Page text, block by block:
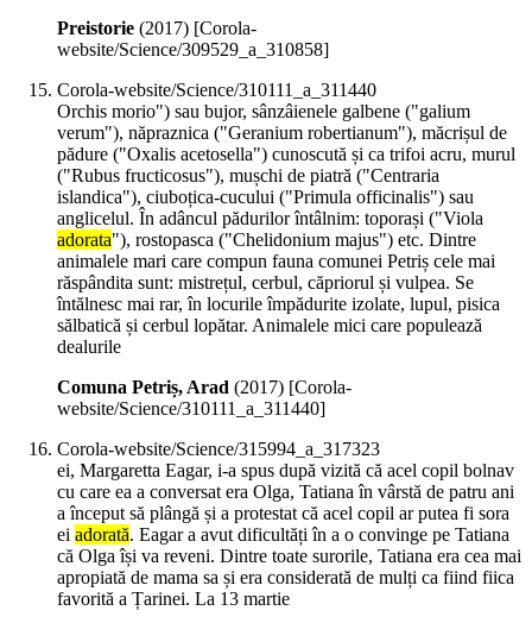
Preistorie (2017) [Corola-
website/Science/309529_a_310858]
Corola-website/Science/310111_a_311440
Orchis morio") sau bujor, sânzâienele galbene ("galium
verum"), năpraznica ("Geranium robertianum"), măcrișul de
pădure ("Oxalis acetosella") cunoscută și ca trifoi acru, murul
("Rubus fructicosus"), mușchi de piatră ("Centraria
islandica"), ciuboțica-cucului ("Primula officinalis") sau
anglicelul. În adâncul pădurilor întâlnim: toporași ("Viola
adorata"), rostopasca ("Chelidonium majus") etc. Dintre
animalele mari care compun fauna comunei Petriș cele mai
răspândita sunt: mistrețul, cerbul, căpriorul și vulpea. Se
întălnesc mai rar, în locurile împădurite izolate, lupul, pisica
sălbatică și cerbul lopătar. Animalele mici care populează
dealurile
Comuna Petriș, Arad (2017) [Corola-
website/Science/310111_a_311440]
Corola-website/Science/315994_a_317323
ei, Margaretta Eagar, i-a spus după vizită că acel copil bolnav
cu care ea a conversat era Olga, Tatiana în vârstă de patru ani
a început să plângă și a protestat că acel copil ar putea fi sora
ei adorată. Eagar a avut dificultăți în a o convinge pe Tatiana
că Olga își va reveni. Dintre toate surorile, Tatiana era cea mai
apropiată de mama sa și era considerată de mulți ca fiind fiica
favorită a Țarinei. La 13 martie